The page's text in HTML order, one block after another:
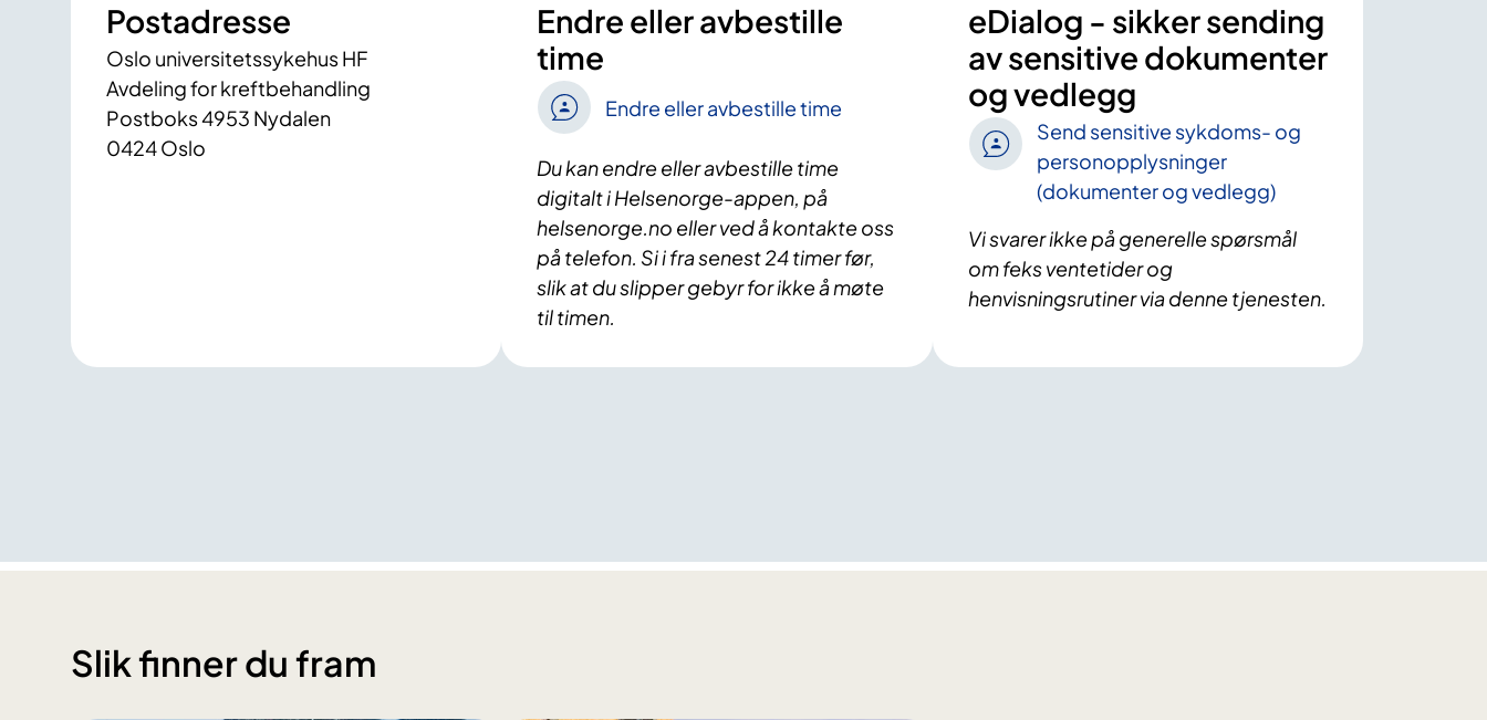
Postadresse
Oslo universitetssykehus HF
Avdeling for kreftbehandling
Postboks 4953 Nydalen
0424 Oslo
Endre eller avbestille
time
Endre eller avbestille time
Du kan endre eller avbestille time
digitalt i Helsenorge-appen, på
helsenorge.no eller ved å kontakte oss
på telefon. Si i fra senest 24 timer før,
slik at du slipper gebyr for ikke å møte
til timen.
eDialog - sikker sending
av sensitive dokumenter
og vedlegg
Send sensitive sykdoms- og
personopplysninger
(dokumenter og vedlegg)
Vi svarer ikke på generelle spørsmål
om feks ventetider og
henvisningsrutiner via denne tjenesten.
Slik finner du fram